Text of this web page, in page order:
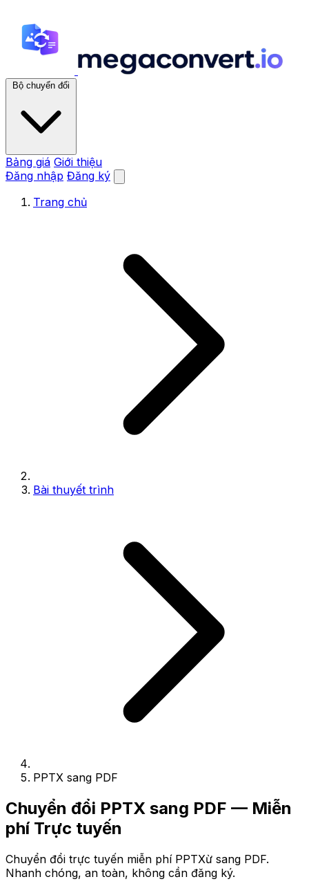
Bộ chuyển đổi
Bảng giá Giới thiệu
Đăng nhập Đăng ký
Trang chủ
Bài thuyết trình
PPTX sang PDF
Chuyển đổi PPTX sang PDF — Miễn
phí Trực tuyến
Chuyển đổi trực tuyến miễn phí PPTXừ sang PDF.
Nhanh chóng, an toàn, không cần đăng ký.